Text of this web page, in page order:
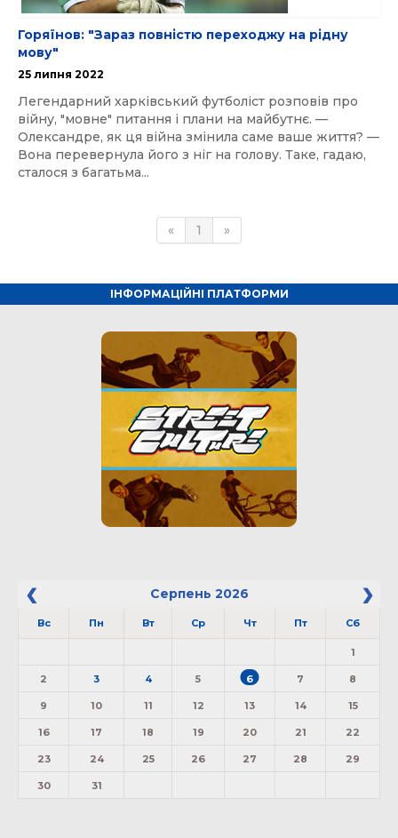
Горяїнов: "Зараз повністю переходжу на рідну
мову"
25 липня 2022
Легендарний харківський футболіст розповів про
війну, "мовне" питання і плани на майбутнє. —
Олександре, як ця війна змінила саме ваше життя? —
Вона перевернула його з ніг на голову. Таке, гадаю,
сталося з багатьма...
« 1 »
ІНФОРМАЦІЙНІ ПЛАТФОРМИ
Серпень 2026
Вс Пн Вт Ср Чт Пт Сб
1
2 3 4 5 6 7 8
9 10 11 12 13 14 15
16 17 18 19 20 21 22
23 24 25 26 27 28 29
30 31